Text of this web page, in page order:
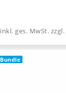
inkl. ges. MwSt. zzgl.
Bundle